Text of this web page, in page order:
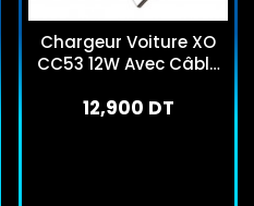
Chargeur Voiture XO
CC53 12W Avec Câble
12,900 DT